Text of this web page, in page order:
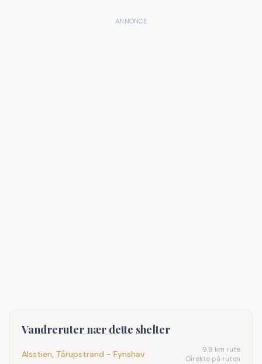
ANNONCE
Vandreruter nær dette shelter
Alsstien, Tårupstrand - Fynshav 9.9 km rute
Direkte på ruten